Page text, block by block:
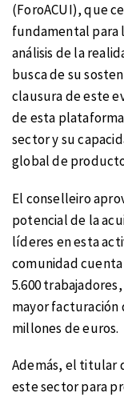
(ForoACUI), que
fundamental para
análisis de la
busca de su
clausura de este
de esta
sector y su
global de
El conselleiro
potencial de la
líderes en esta
comunidad cuenta
5.600
mayor facturación
millones de euros.
Además, el titular
este sector para